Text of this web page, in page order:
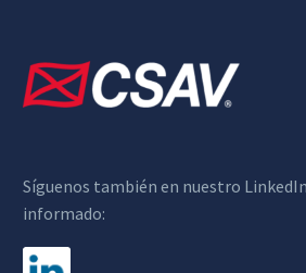
Síguenos también en nuestro
informado: